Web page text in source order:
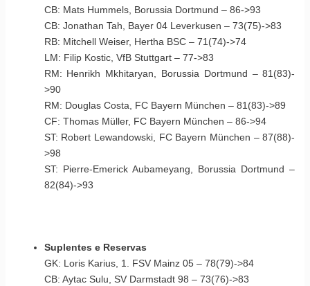
CB: Mats Hummels, Borussia Dortmund – 86->93
CB: Jonathan Tah, Bayer 04 Leverkusen – 73(75)->83
RB: Mitchell Weiser, Hertha BSC – 71(74)->74
LM: Filip Kostic, VfB Stuttgart – 77->83
RM: Henrikh Mkhitaryan, Borussia Dortmund – 81(83)-
>90
RM: Douglas Costa, FC Bayern München – 81(83)->89
CF: Thomas Müller, FC Bayern München – 86->94
ST: Robert Lewandowski, FC Bayern München – 87(88)-
>98
ST: Pierre-Emerick Aubameyang, Borussia Dortmund –
82(84)->93
Suplentes e Reservas
GK: Loris Karius, 1. FSV Mainz 05 – 78(79)->84
CB: Aytac Sulu, SV Darmstadt 98 – 73(76)->83